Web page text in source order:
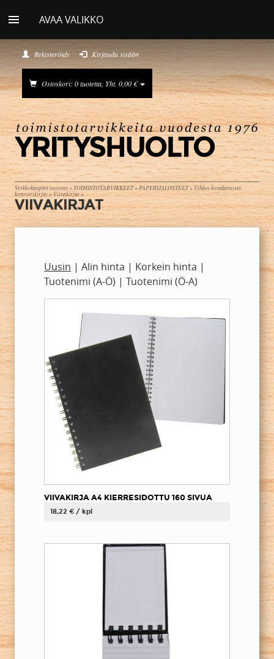
AVAA VALIKKO
Rekisteröidy Kirjaudu sisään
Ostoskori: 0 tuotetta, Yht. 0,00 €
Verkkokaupan tuotteet»TOIMISTOTARVIKKEET»PAPERIJALOSTEET» Vihkot kovakantiset,
konttorikirjat»Viivakirjat»
VIIVAKIRJAT
Uusin | Alin hinta | Korkein hinta |
Tuotenimi (A-Ö) | Tuotenimi (Ö-A)
VIIVAKIRJA A4 KIERRESIDOTTU 160 SIVUA
18,22 € / kpl